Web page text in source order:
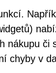
nákupu či
chyby v